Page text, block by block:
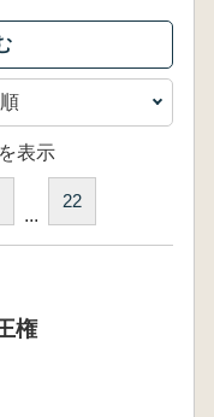
表示
...
22
権